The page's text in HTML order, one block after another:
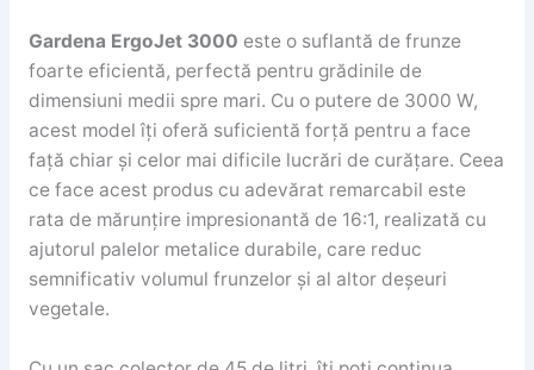
Gardena ErgoJet 3000 este o suflantă de frunze
foarte eficientă, perfectă pentru grădinile de
dimensiuni medii spre mari. Cu o putere de 3000 W,
acest model îți oferă suficientă forță pentru a face
față chiar și celor mai dificile lucrări de curățare. Ceea
ce face acest produs cu adevărat remarcabil este
rata de mărunțire impresionantă de 16:1, realizată cu
ajutorul palelor metalice durabile, care reduc
semnificativ volumul frunzelor și al altor deșeuri
vegetale.